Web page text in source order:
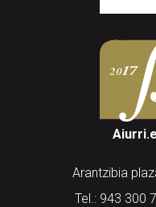
Arantzibia
Tel.: 943 300